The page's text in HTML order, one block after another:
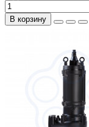
В корзину